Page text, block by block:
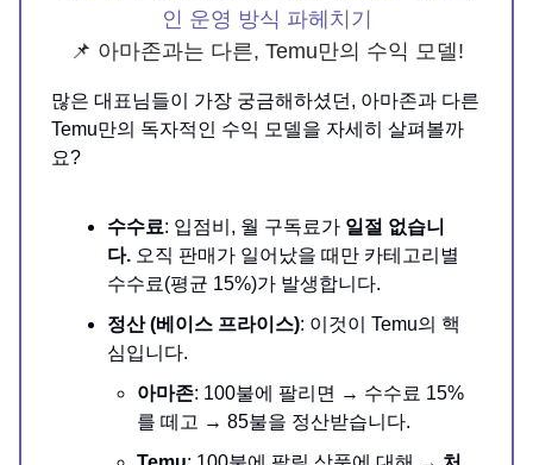
인 운영 방식 파헤치기
📌 아마존과는 다른, Temu만의 수익 모델!
많은 대표님들이 가장 궁금해하셨던, 아마존과 다른
Temu만의 독자적인 수익 모델을 자세히 살펴볼까
요?
수수료: 입점비, 월 구독료가 일절 없습니
다. 오직 판매가 일어났을 때만 카테고리별
수수료(평균 15%)가 발생합니다.
정산 (베이스 프라이스): 이것이 Temu의 핵
심입니다.
아마존: 100불에 팔리면 → 수수료 15%
를 떼고 → 85불을 정산받습니다.